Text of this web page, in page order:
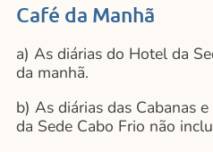
Café da Manhã
a) As diárias do Hotel da
da manhã.
b) As diárias das Cabanas
da Sede Cabo Frio não